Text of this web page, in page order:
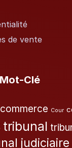
de vente
Clé
commerce Cour
tribunal
judiciaire